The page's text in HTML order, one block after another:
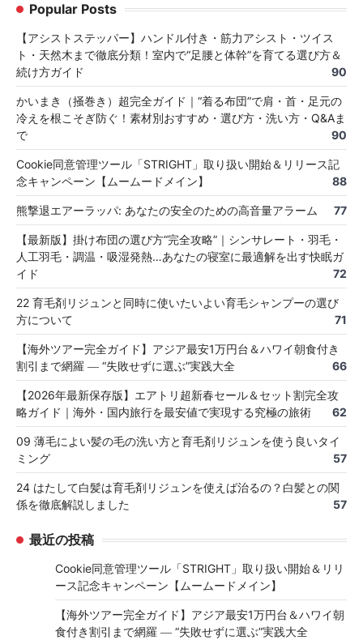
Popular Posts
【アシストステッパー】ハンドル付き・筋力アシスト・ツイス
ト・天然木まで徹底分類！室内で“足腰と体幹”を育てる選び方＆
続け方ガイド
90
かいまき（掻巻き）超完全ガイド｜“着る布団”で肩・首・足元の
冷えを根こそぎ防ぐ！素材別おすすめ・選び方・洗い方・Q&Aま
で
90
Cookie同意管理ツール「STRIGHT」取り扱い開始＆リリース記
念キャンペーン【ムームードメイン】
88
熊撃退エアーラッパ: あなたの安全のための高音量アラーム 77
【最新版】掛け布団の選び方“完全攻略”｜シンサレート・羽毛・
人工羽毛・調温・吸湿発熱…あなたの寝室に最適解を出す快眠ガ
イド
72
22 育毛剤リジュンと同時に使いたいよい育毛シャンプーの選び
方について
71
【海外ツアー完全ガイド】アジア最安1万円台＆ハワイ朝食付き
割引まで網羅 ― “失敗せずに選ぶ”実践大全
66
【2026年最新保存版】エアトリ超新春セール＆セット割完全攻
略ガイド｜海外・国内旅行を最安値で実現する究極の旅術
62
09 薄毛によい髪の毛の洗い方と育毛剤リジュンを使う良いタイ
ミング
57
24 はたして白髪は育毛剤リジュンを使えば治るの？白髪との関
係を徹底解説しました
57
最近の投稿
Cookie同意管理ツール「STRIGHT」取り扱い開始＆リリ
ース記念キャンペーン【ムームードメイン】
【海外ツアー完全ガイド】アジア最安1万円台＆ハワイ朝
食付き割引まで網羅 ― “失敗せずに選ぶ”実践大全